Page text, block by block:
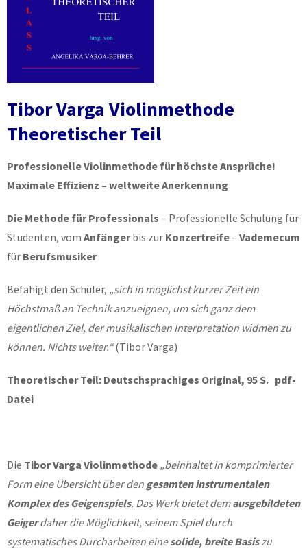
Tibor Varga Violinmethode
Theoretischer Teil
Professionelle Violinmethode für höchste Ansprüche!
Maximale Effizienz – weltweite Anerkennung
Die Methode für Professionals – Professionelle Schulung für
Studenten, vom Anfängerbis zur Konzertreife– Vademecum
für Berufsmusiker
Befähigt den Schüler, „sich in möglichst kurzer Zeit ein
Höchstmaß an Technik anzueignen, um sich ganz dem
eigentlichen Ziel, der musikalischen Interpretation widmen zu
können. Nichts weiter.“(Tibor Varga)
Theoretischer Teil: Deutschsprachiges Original, 95 S. pdf-
Datei
Die Tibor Varga Violinmethode „beinhaltet in komprimierter
Form eine Übersicht über den gesamten instrumentalen
Komplex des Geigenspiels. Das Werk bietet demausgebildeten
Geigerdaher die Möglichkeit, seinem Spiel durch
systematisches Durcharbeiten einesolide, breite Basiszu